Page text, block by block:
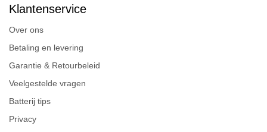
Klantenservice
Over ons
Betaling en levering
Garantie & Retourbeleid
Veelgestelde vragen
Batterij tips
Privacy